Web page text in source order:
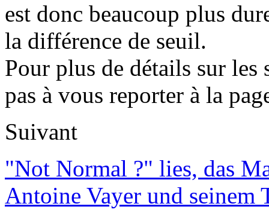
est donc beaucoup plus
la différence de seuil.
Pour plus de détails sur les
pas à vous reporter à la
Suivant
"Not Normal ?" lies, das
Antoine Vayer und seinem